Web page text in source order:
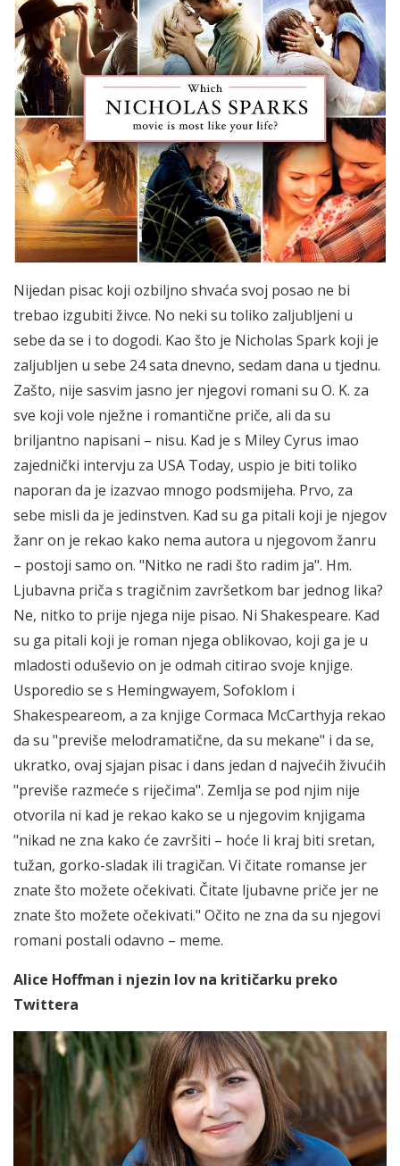
Nijedan pisac koji ozbiljno shvaća svoj posao ne bi
trebao izgubiti živce. No neki su toliko zaljubljeni u
sebe da se i to dogodi. Kao što je Nicholas Spark koji je
zaljubljen u sebe 24 sata dnevno, sedam dana u tjednu.
Zašto, nije sasvim jasno jer njegovi romani su O. K. za
sve koji vole nježne i romantične priče, ali da su
briljantno napisani – nisu. Kad je s Miley Cyrus imao
zajednički intervju za USA Today, uspio je biti toliko
naporan da je izazvao mnogo podsmijeha. Prvo, za
sebe misli da je jedinstven. Kad su ga pitali koji je njegov
žanr on je rekao kako nema autora u njegovom žanru
– postoji samo on. "Nitko ne radi što radim ja". Hm.
Ljubavna priča s tragičnim završetkom bar jednog lika?
Ne, nitko to prije njega nije pisao. Ni Shakespeare. Kad
su ga pitali koji je roman njega oblikovao, koji ga je u
mladosti oduševio on je odmah citirao svoje knjige.
Usporedio se s Hemingwayem, Sofoklom i
Shakespeareom, a za knjige Cormaca McCarthyja rekao
da su "previše melodramatične, da su mekane" i da se,
ukratko, ovaj sjajan pisac i dans jedan d najvećih živućih
"previše razmeće s riječima". Zemlja se pod njim nije
otvorila ni kad je rekao kako se u njegovim knjigama
"nikad ne zna kako će završiti – hoće li kraj biti sretan,
tužan, gorko-sladak ili tragičan. Vi čitate romanse jer
znate što možete očekivati. Čitate ljubavne priče jer ne
znate što možete očekivati." Očito ne zna da su njegovi
romani postali odavno – meme.
Alice Hoffman i njezin lov na kritičarku preko
Twittera